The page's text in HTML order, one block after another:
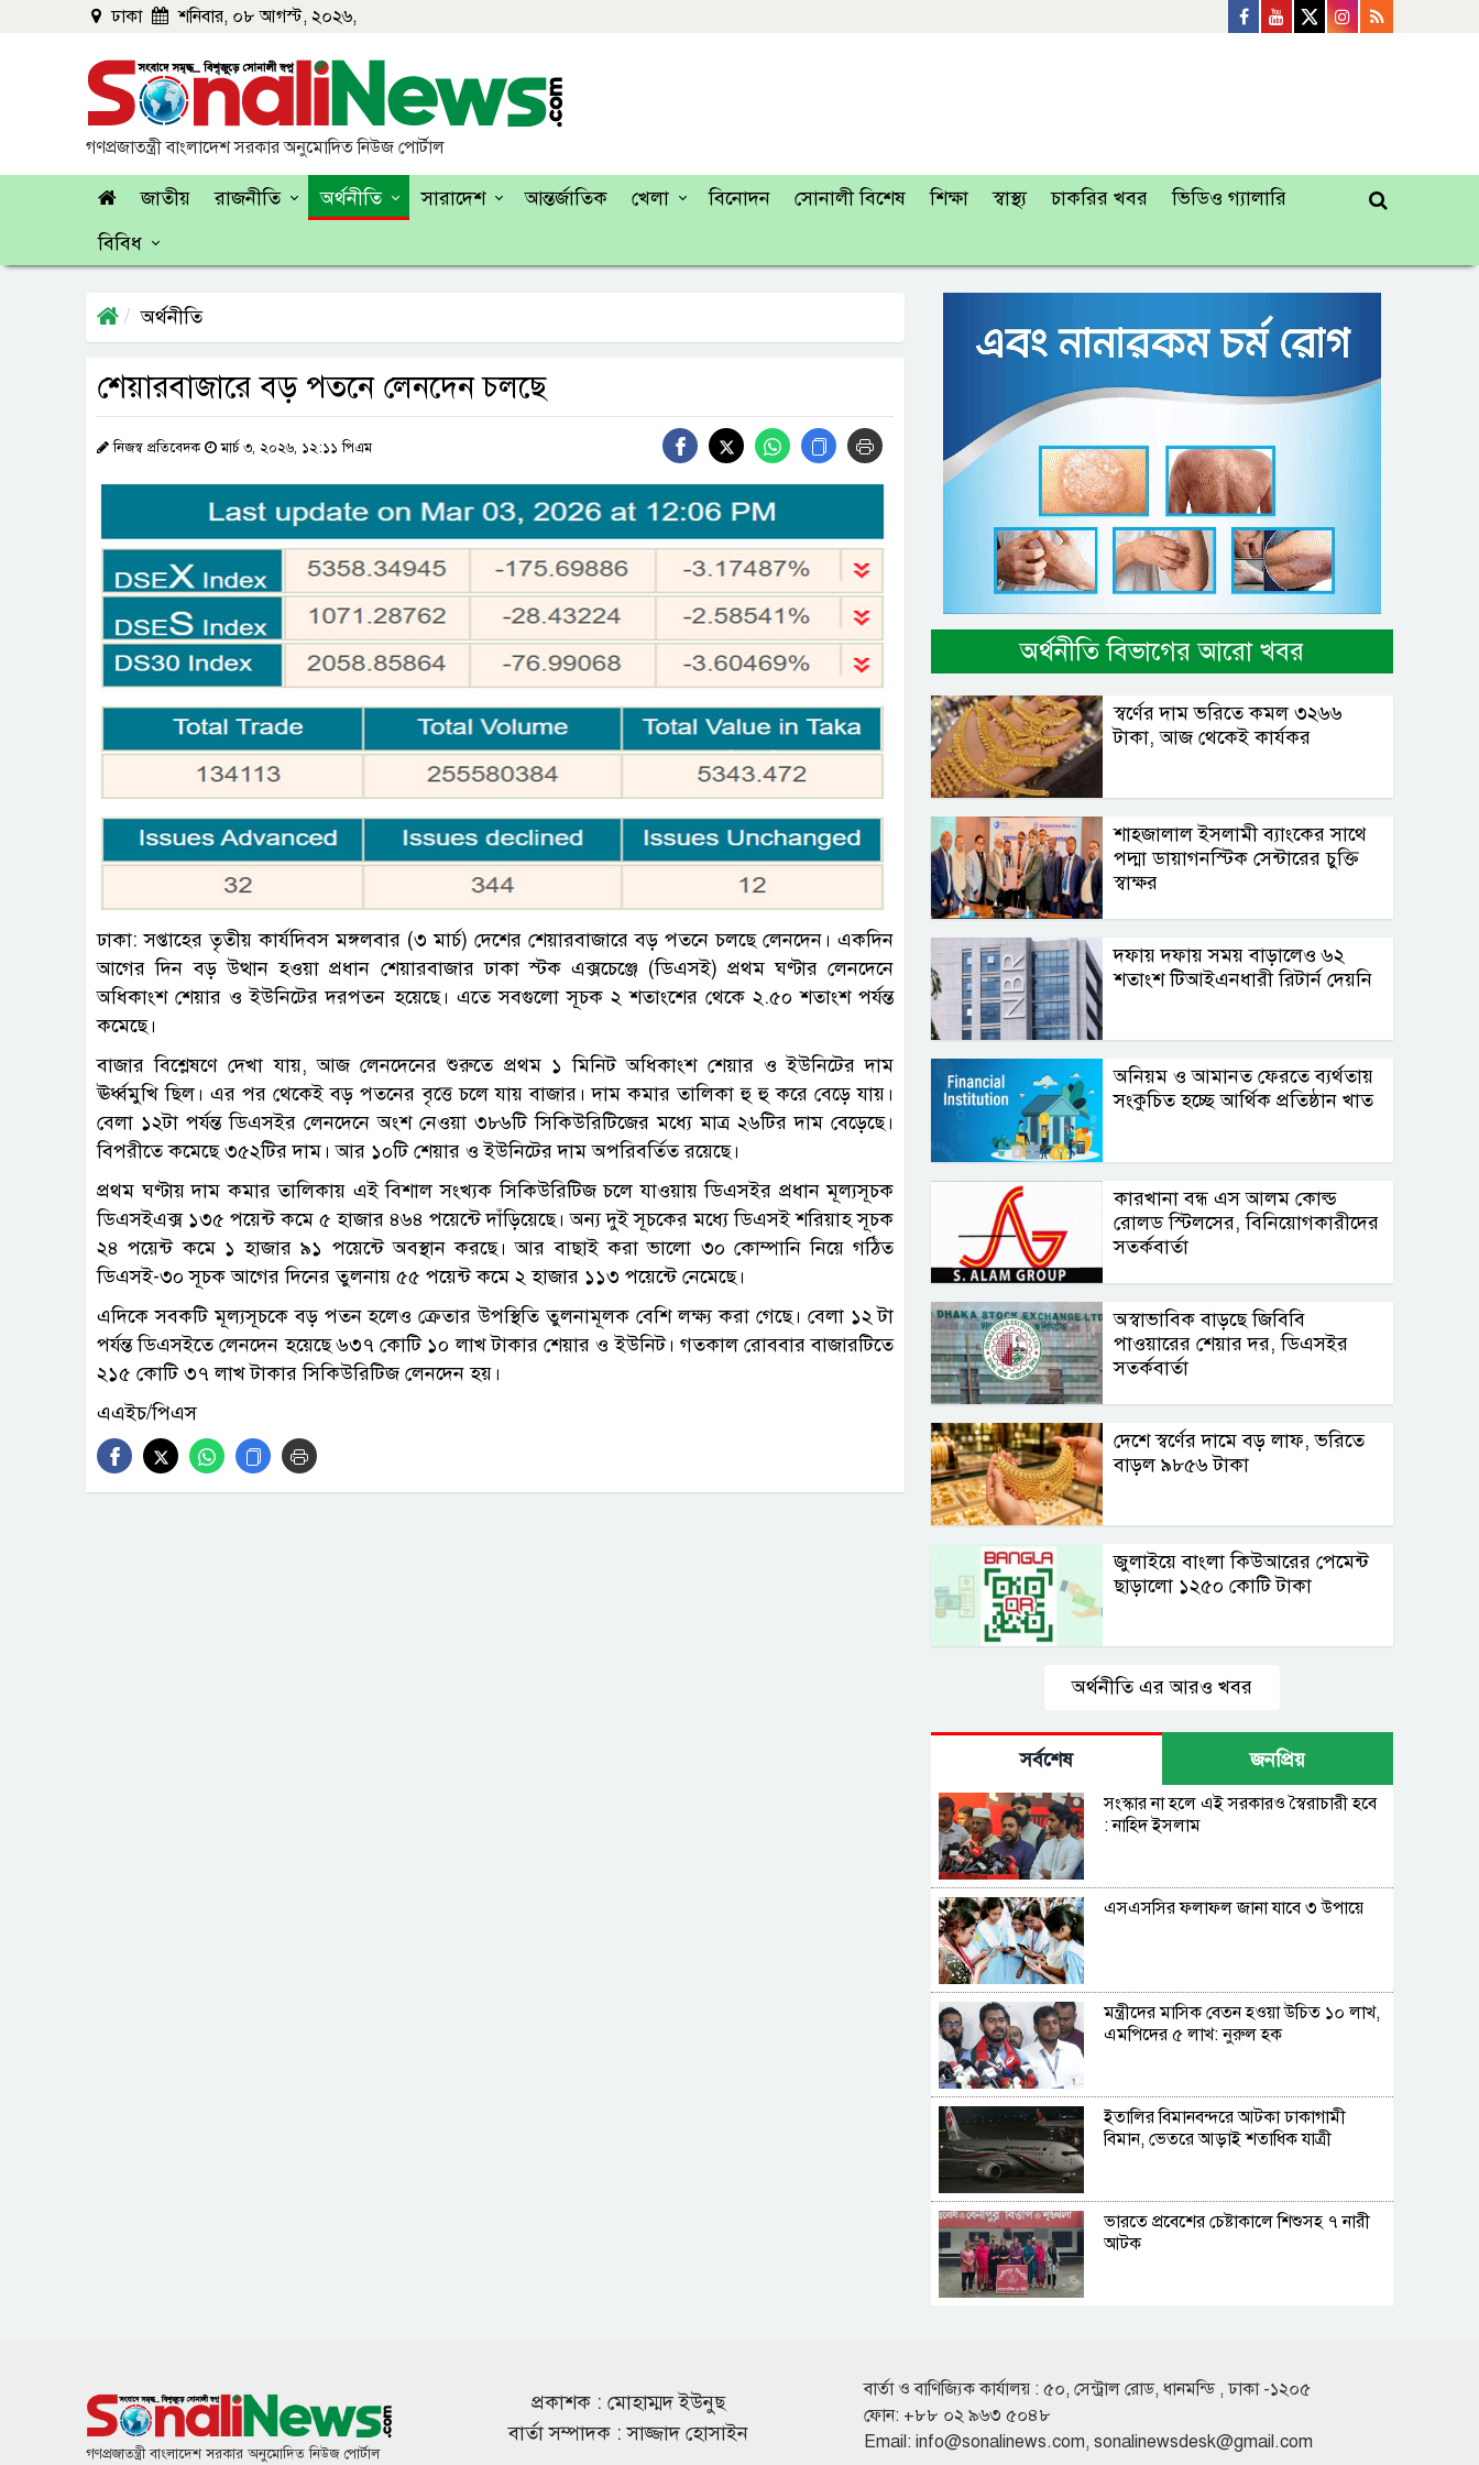
ঢাকা শনিবার, ০৮ আগস্ট, ২০২৬,
গণপ্রজাতন্ত্রী বাংলাদেশ সরকার অনুমোদিত নিউজ পোর্টাল
জাতীয় রাজনীতি অর্থনীতি সারাদেশ আন্তর্জাতিক খেলা বিনোদন সোনালী বিশেষ শিক্ষা স্বাস্থ্য চাকরির খবর
ভিডিও গ্যালারি
বিবিধ
অর্থনীতি
শেয়ারবাজারে বড় পতনে লেনদেন চলছে
নিজস্ব প্রতিবেদক মার্চ ৩, ২০২৬, ১২:১১ পিএম
ছবি : সংগৃহীত
ঢাকা: সপ্তাহের তৃতীয় কার্যদিবস মঙ্গলবার (৩ মার্চ) দেশের শেয়ারবাজারে বড় পতনে চলছে লেনদেন। একদিন
আগের দিন বড় উত্থান হওয়া প্রধান শেয়ারবাজার ঢাকা স্টক এক্সচেঞ্জে (ডিএসই) প্রথম ঘণ্টার লেনদেনে
অধিকাংশ শেয়ার ও ইউনিটের দরপতন হয়েছে। এতে সবগুলো সূচক ২ শতাংশের থেকে ২.৫০ শতাংশ পর্যন্ত
কমেছে।
বাজার বিশ্লেষণে দেখা যায়, আজ লেনদেনের শুরুতে প্রথম ১ মিনিট অধিকাংশ শেয়ার ও ইউনিটের দাম
ঊর্ধ্বমুখি ছিল। এর পর থেকেই বড় পতনের বৃত্তে চলে যায় বাজার। দাম কমার তালিকা হু হু করে বেড়ে যায়।
বেলা ১২টা পর্যন্ত ডিএসইর লেনদেনে অংশ নেওয়া ৩৮৬টি সিকিউরিটিজের মধ্যে মাত্র ২৬টির দাম বেড়েছে।
বিপরীতে কমেছে ৩৫২টির দাম। আর ১০টি শেয়ার ও ইউনিটের দাম অপরিবর্তিত রয়েছে।
প্রথম ঘণ্টায় দাম কমার তালিকায় এই বিশাল সংখ্যক সিকিউরিটিজ চলে যাওয়ায় ডিএসইর প্রধান মূল্যসূচক
ডিএসইএক্স ১৩৫ পয়েন্ট কমে ৫ হাজার ৪৬৪ পয়েন্টে দাঁড়িয়েছে। অন্য দুই সূচকের মধ্যে ডিএসই শরিয়াহ সূচক
২৪ পয়েন্ট কমে ১ হাজার ৯১ পয়েন্টে অবস্থান করছে। আর বাছাই করা ভালো ৩০ কোম্পানি নিয়ে গঠিত
ডিএসই-৩০ সূচক আগের দিনের তুলনায় ৫৫ পয়েন্ট কমে ২ হাজার ১১৩ পয়েন্টে নেমেছে।
এদিকে সবকটি মূল্যসূচকে বড় পতন হলেও ক্রেতার উপস্থিতি তুলনামূলক বেশি লক্ষ্য করা গেছে। বেলা ১২ টা
পর্যন্ত ডিএসইতে লেনদেন হয়েছে ৬৩৭ কোটি ১০ লাখ টাকার শেয়ার ও ইউনিট। গতকাল রোববার বাজারটিতে
২১৫ কোটি ৩৭ লাখ টাকার সিকিউরিটিজ লেনদেন হয়।
এএইচ/পিএস
অর্থনীতি বিভাগের আরো খবর
স্বর্ণের দাম ভরিতে কমল ৩২৬৬
টাকা, আজ থেকেই কার্যকর
শাহ্জালাল ইসলামী ব্যাংকের সাথে
পদ্মা ডায়াগনস্টিক সেন্টারের চুক্তি
স্বাক্ষর
দফায় দফায় সময় বাড়ালেও ৬২
শতাংশ টিআইএনধারী রিটার্ন দেয়নি
অনিয়ম ও আমানত ফেরতে ব্যর্থতায়
সংকুচিত হচ্ছে আর্থিক প্রতিষ্ঠান খাত
কারখানা বন্ধ এস আলম কোল্ড
রোলড স্টিলসের, বিনিয়োগকারীদের
সতর্কবার্তা
অস্বাভাবিক বাড়ছে জিবিবি
পাওয়ারের শেয়ার দর, ডিএসইর
সতর্কবার্তা
দেশে স্বর্ণের দামে বড় লাফ, ভরিতে
বাড়ল ৯৮৫৬ টাকা
জুলাইয়ে বাংলা কিউআরের পেমেন্ট
ছাড়ালো ১২৫০ কোটি টাকা
অর্থনীতি এর আরও খবর
সর্বশেষ জনপ্রিয়
সংস্কার না হলে এই সরকারও স্বৈরাচারী হবে
: নাহিদ ইসলাম
এসএসসির ফলাফল জানা যাবে ৩ উপায়ে
মন্ত্রীদের মাসিক বেতন হওয়া উচিত ১০ লাখ,
এমপিদের ৫ লাখ: নুরুল হক
ইতালির বিমানবন্দরে আটকা ঢাকাগামী
বিমান, ভেতরে আড়াই শতাধিক যাত্রী
ভারতে প্রবেশের চেষ্টাকালে শিশুসহ ৭ নারী
আটক
সাকিবের দেশে ফেরার কোনো সুযোগ নেই:
ক্রীড়া প্রতিমন্ত্রী
গণপ্রজাতন্ত্রী বাংলাদেশ সরকার অনুমোদিত নিউজ পোর্টাল
প্রকাশক : মোহাম্মদ ইউনুছ
বার্তা সম্পাদক : সাজ্জাদ হোসাইন
বার্তা ও বাণিজ্যিক কার্যালয় : ৫০, সেন্ট্রাল রোড, ধানমন্ডি , ঢাকা -১২০৫
ফোন: +৮৮ ০২ ৯৬৩ ৫০৪৮
Email: info@sonalinews.com, sonalinewsdesk@gmail.com